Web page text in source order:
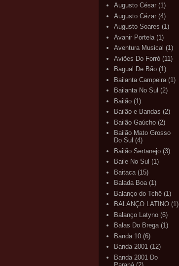
Augusto César (1)
Augusto Cézar (4)
Augusto Soares (1)
Avanir Portela (1)
Aventura Musical (1)
Aviões Do Forró (11)
Bagual De Bão (1)
Bailanta Campeira (1)
Bailanta No Sul (2)
Bailão (1)
Bailão e Bandas (2)
Bailão Gaúcho (2)
Bailão Mato Grosso
Do Sul (4)
Bailão Sertanejo (3)
Baile No Sul (1)
Baitaca (15)
Balada Boa (1)
Balanço do Tchê (1)
BALANÇO LATINO (1)
Balanço Latyno (6)
Balas Do Brega (1)
Banda 10 (6)
Banda 2001 (12)
Banda 2001 Do